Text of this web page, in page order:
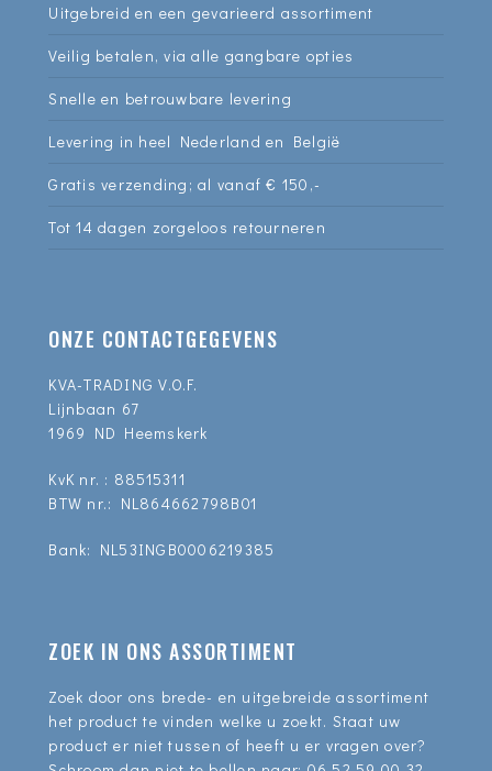
Uitgebreid en een gevarieerd assortiment
Veilig betalen, via alle gangbare opties
Snelle en betrouwbare levering
Levering in heel Nederland en België
Gratis verzending; al vanaf € 150,-
Tot 14 dagen zorgeloos retourneren
ONZE CONTACTGEGEVENS
KVA-TRADING V.O.F.
Lijnbaan 67
1969 ND Heemskerk
KvK nr. : 88515311
BTW nr.: NL864662798B01
Bank: NL53INGB0006219385
ZOEK IN ONS ASSORTIMENT
Zoek door ons brede- en uitgebreide assortiment
het product te vinden welke u zoekt. Staat uw
product er niet tussen of heeft u er vragen over?